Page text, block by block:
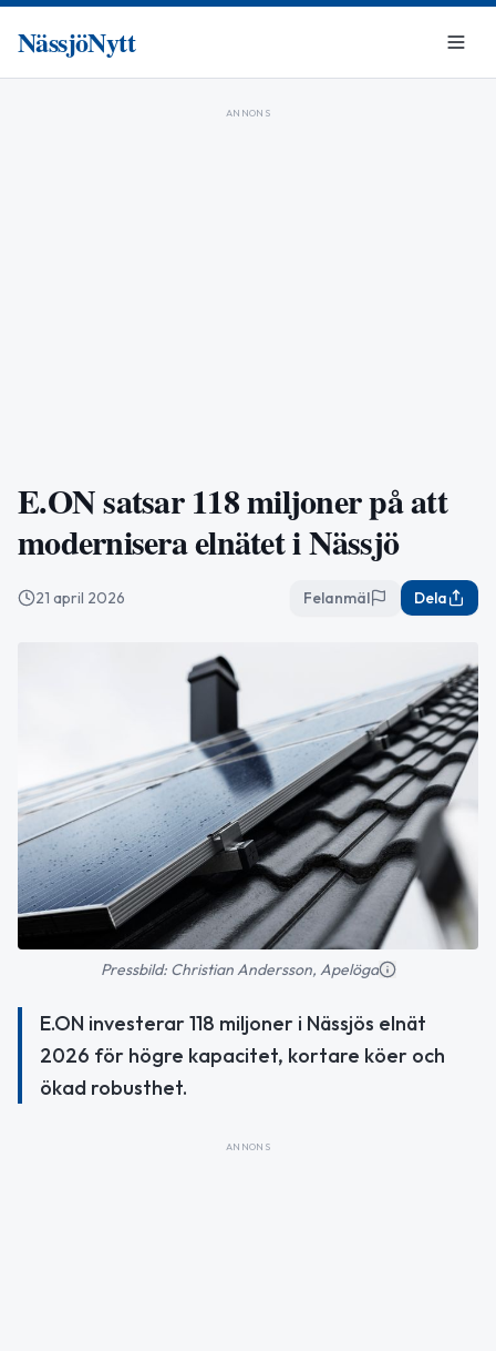
NässjöNytt
ANNONS
E.ON satsar 118 miljoner på att
modernisera elnätet i Nässjö
21 april 2026 Felanmäl Dela
Pressbild: Christian Andersson, Apelöga
E.ON investerar 118 miljoner i Nässjös elnät
2026 för högre kapacitet, kortare köer och
ökad robusthet.
ANNONS